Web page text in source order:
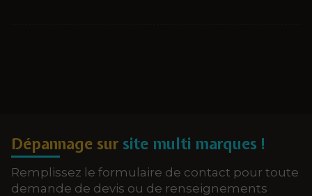
Dépannage sur site multi marques !
Remplissez le formulaire de contact pour toute
demande de devis ou de renseignements